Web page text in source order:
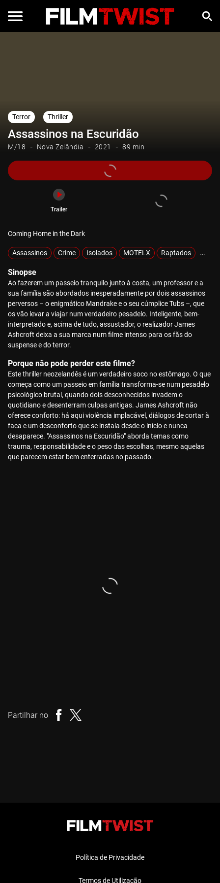
Terror Thriller
Assassinos na Escuridão
M/18 Nova Zelândia 2021 89 min
Trailer
Coming Home in the Dark
Assassinos Crime Isolados MOTELX Raptados
Sinopse
Ao fazerem um passeio tranquilo junto à costa, um professor e a
sua família são abordados inesperadamente por dois assassinos
perversos – o enigmático Mandrake e o seu cúmplice Tubs –, que
os vão levar a viajar num verdadeiro pesadelo. Inteligente, bem-
interpretado e, acima de tudo, assustador, o realizador James
Ashcroft deixa a sua marca num filme intenso para os fãs do
suspense e do terror.
Porque não pode perder este filme?
Este thriller neozelandês é um verdadeiro soco no estômago. O que
começa como um passeio em família transforma-se num pesadelo
psicológico brutal, quando dois desconhecidos invadem o
quotidiano e desenterram culpas antigas. James Ashcroft não
oferece conforto: há aqui violência implacável, diálogos de cortar à
faca e um desconforto que se instala desde o início e nunca
desaparece. "Assassinos na Escuridão" aborda temas como
trauma, responsabilidade e o peso das escolhas, mesmo aquelas
que parecem estar bem enterradas no passado.
Partilhar no
Política de Privacidade
Termos de Utilização